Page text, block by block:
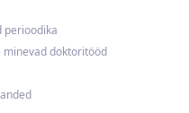
perioodika
minevad doktoritööd